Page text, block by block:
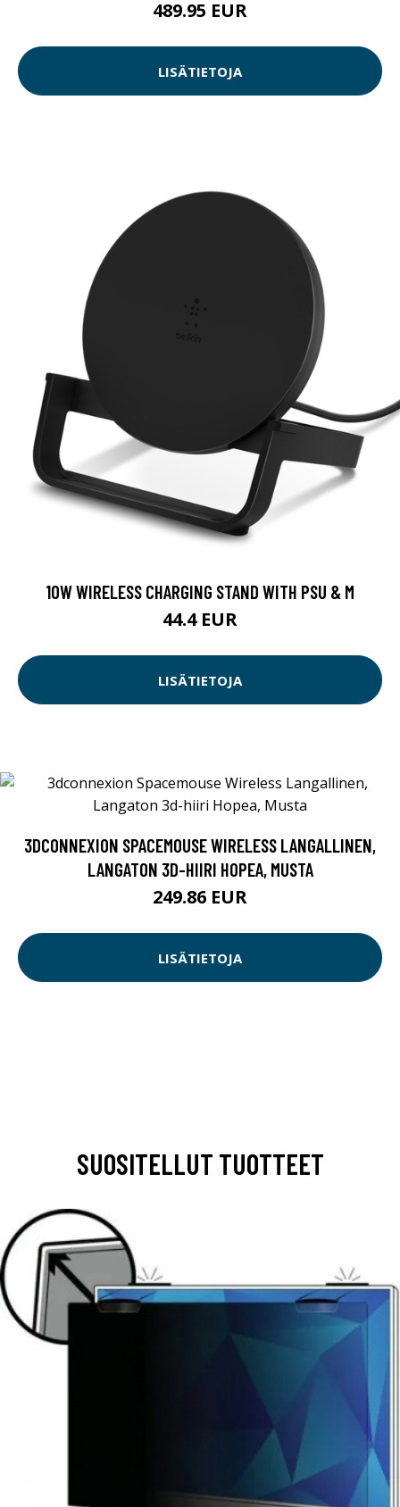
489.95 EUR
LISÄTIETOJA
10W WIRELESS CHARGING STAND WITH PSU & M
44.4 EUR
LISÄTIETOJA
3DCONNEXION SPACEMOUSE WIRELESS LANGALLINEN,
LANGATON 3D-HIIRI HOPEA, MUSTA
249.86 EUR
LISÄTIETOJA
SUOSITELLUT TUOTTEET